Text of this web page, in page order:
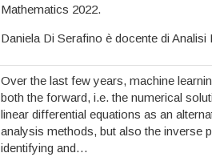
Mathematics 2022.
Daniela Di Serafino è docente di
Over the last few years, machine
both the forward, i.e. the numerical
linear differential equations as an
analysis methods, but also the inverse
identifying and…